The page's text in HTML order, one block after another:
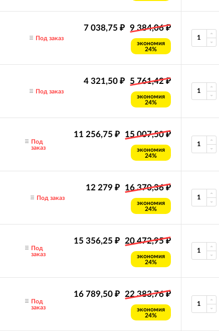
7 038,75 ₽ 9 384,06₽
экономия
24%
Под заказ
4 321,50 ₽ 5 761,42₽
экономия
24%
Под заказ
11 256,75 ₽ 15 007,50₽
экономия
24%
Под
заказ
12 279 ₽ 16 370,36₽
экономия
24%
Под заказ
15 356,25 ₽ 20 472,95₽
экономия
24%
Под
заказ
16 789,50 ₽ 22 383,76₽
экономия
24%
Под
заказ